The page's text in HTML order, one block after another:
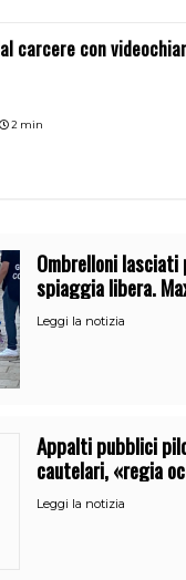
carcere con
2 min
Ombrelloni lasciati
spiaggia libera.
Guardia Costiera
Leggi la notizia
Appalti pubblici
cautelari, «regia
vicino al clan
Leggi la notizia